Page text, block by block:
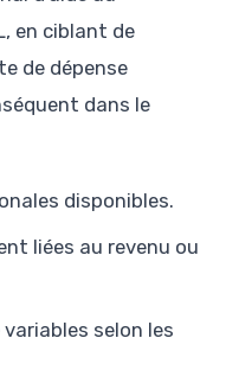
en ciblant de
de dépense
dans le
disponibles.
liées au revenu ou
selon les